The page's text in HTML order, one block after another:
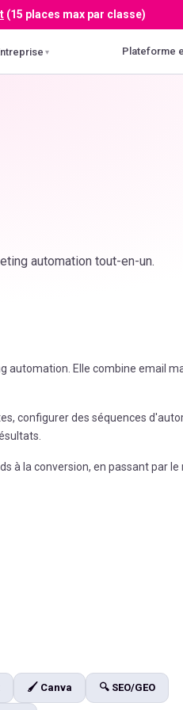
(15 places max par classe)
▾ Plateforme
automation tout-en-un.
automation. Elle combine email
configurer des séquences
à la conversion, en passant par le
🖌️ Canva 🔍 SEO/GEO